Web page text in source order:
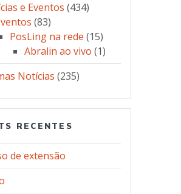
e Eventos (434)
(83)
PosLing na rede (15)
Abralin ao vivo (1)
Notícias (235)
RECENTES
de extensão